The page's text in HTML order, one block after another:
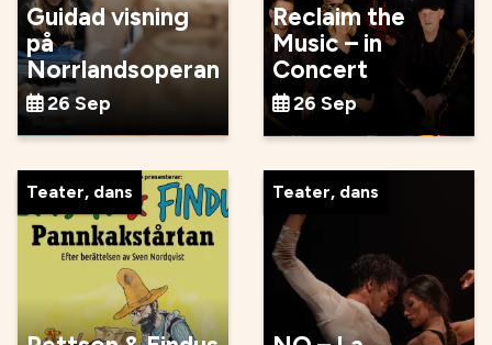
Guidad visning
på
Norrlandsoperan
26 Sep
Reclaim the
Music – in
Concert
26 Sep
Teater, dans Teater, dans